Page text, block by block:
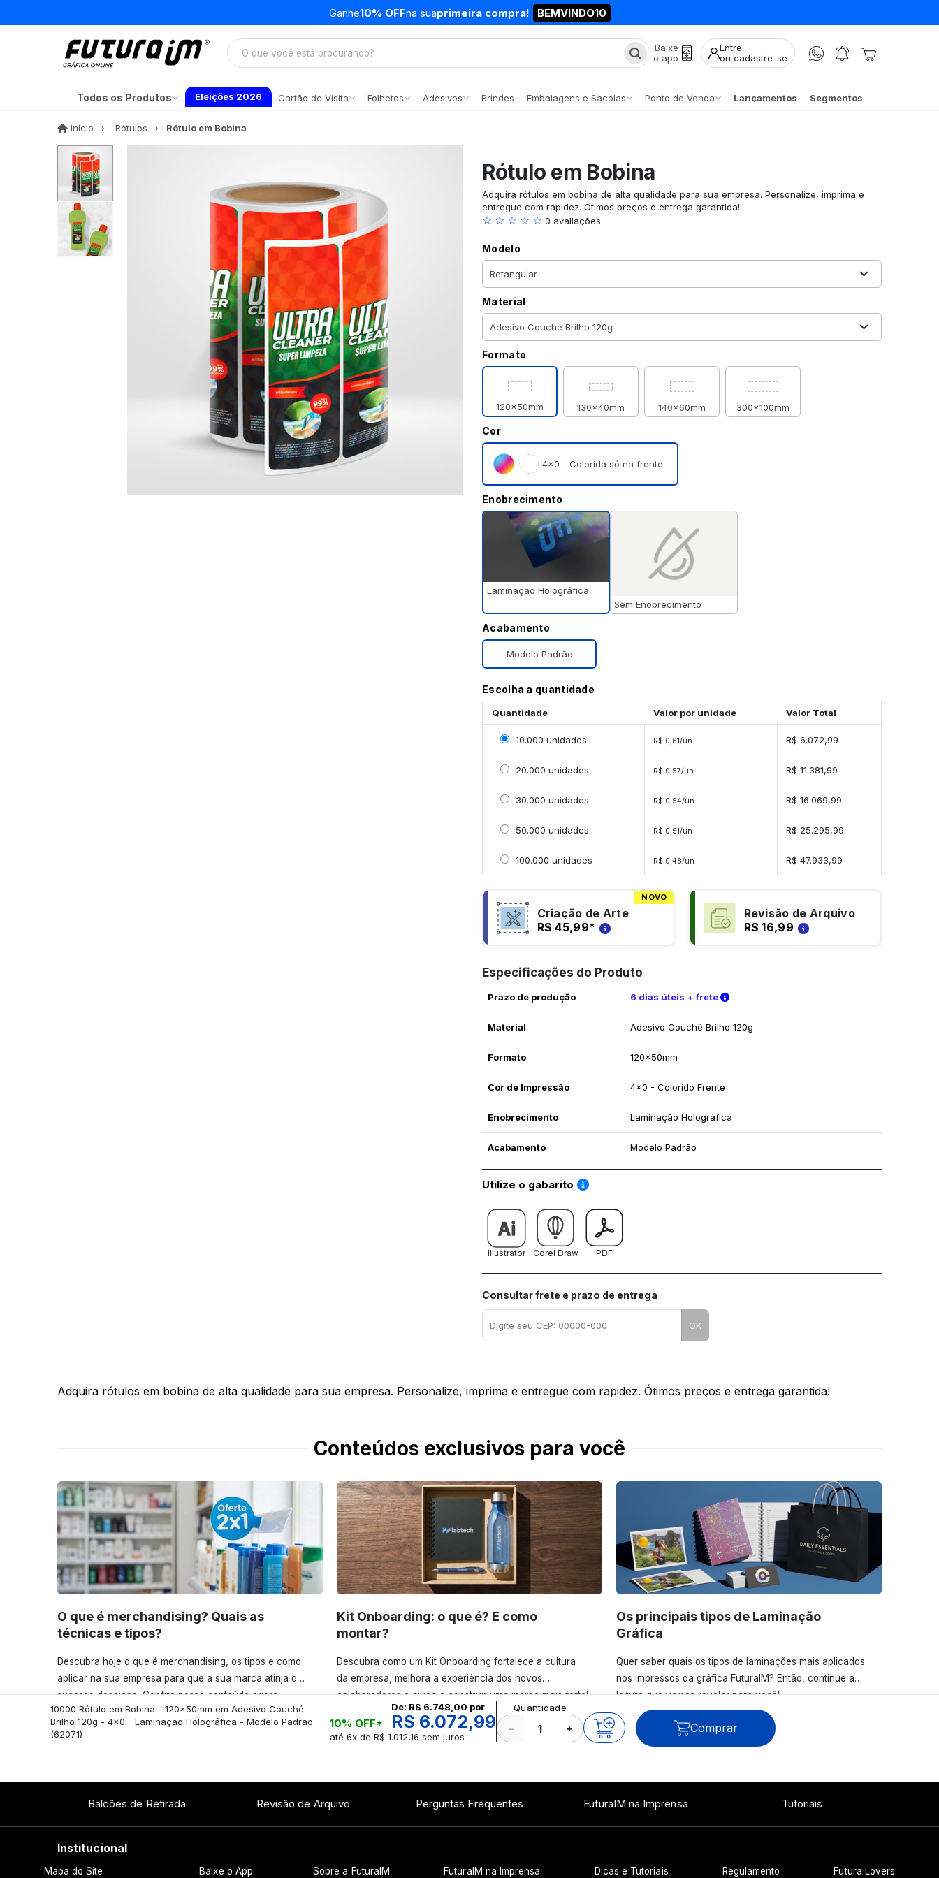
Ganhe10% OFFna suaprimeira compra! BEMVINDO10
Baixe
o app
Entre
ou cadastre-se
Todos os Produtos Eleições 2026 Cartão de Visita Folhetos Adesivos Brindes Embalagens e Sacolas Ponto de Venda Lançamentos Segmentos
Início InícioRótulos Rótulo em Bobina
Rótulo em Bobina
Adquira rótulos em bobina de alta qualidade para sua empresa. Personalize, imprima e
entregue com rapidez. Ótimos preços e entrega garantida!
☆ ☆ ☆ ☆ ☆ 0 avaliações
Modelo
Material
Formato
120x50mm 130x40mm 140x60mm 300x100mm
Cor
4×0 - Colorida só na frente.
Enobrecimento
Laminação Holográfica
Sem Enobrecimento
Acabamento
Modelo Padrão
Escolha a quantidade
Quantidade Valor por unidade Valor Total
Selecionar 10000 unidades
10.000 unidades R$ 0,61/un R$ 6.072,99
Selecionar 20000 unidades
20.000 unidades R$ 0,57/un R$ 11.381,99
Selecionar 30000 unidades
30.000 unidades R$ 0,54/un R$ 16.069,99
Selecionar 50000 unidades
50.000 unidades R$ 0,51/un R$ 25.295,99
Selecionar 100000 unidades
100.000 unidades R$ 0,48/un R$ 47.933,99
NOVO
Criação de Arte
R$ 45,99*
Revisão de Arquivo
R$ 16,99
Especificações do Produto
Prazo de produção 6 dias úteis + frete Verifique as condições de entrega
Material Adesivo Couché Brilho 120g
Formato 120x50mm
Cor de Impressão 4x0 - Colorido Frente
Enobrecimento Laminação Holográfica
Acabamento Modelo Padrão
Utilize o gabarito Saiba como utilizar os nossos gabaritos
Illustrator Corel Draw PDF
Consultar frete e prazo de entrega
OK
Adquira rótulos em bobina de alta qualidade para sua empresa. Personalize, imprima e entregue com rapidez. Ótimos preços e entrega garantida!
Conteúdos exclusivos para você
O que é merchandising? Quais as
técnicas e tipos?
Descubra hoje o que é merchandising, os tipos e como
aplicar na sua empresa para que a sua marca atinja o
sucesso desejado. Confira nosso conteúdo agora
mesmo!
Kit Onboarding: o que é? E como
montar?
Descubra como um Kit Onboarding fortalece a cultura
da empresa, melhora a experiência dos novos
colaboradores e ajuda a construir uma marca mais forte!
Os principais tipos de Laminação
Gráfica
Quer saber quais os tipos de laminações mais aplicados
nos impressos da gráfica FuturaIM? Então, continue a
leitura que vamos revelar para você!
10000 Rótulo em Bobina - 120x50mm em Adesivo Couché
Brilho 120g - 4x0 - Laminação Holográfica - Modelo Padrão
(62071)
10% OFF*
De: R$ 6.748,00 por
R$ 6.072,99
até 6x de R$ 1.012,16 sem juros
Quantidade
− + Comprar
Balcões de Retirada Revisão de Arquivo Perguntas Frequentes FuturaIM na Imprensa Tutoriais
Institucional
Mapa do Site Baixe o App Sobre a FuturaIM FuturaIM na Imprensa Dicas e Tutoriais Regulamento Futura Lovers